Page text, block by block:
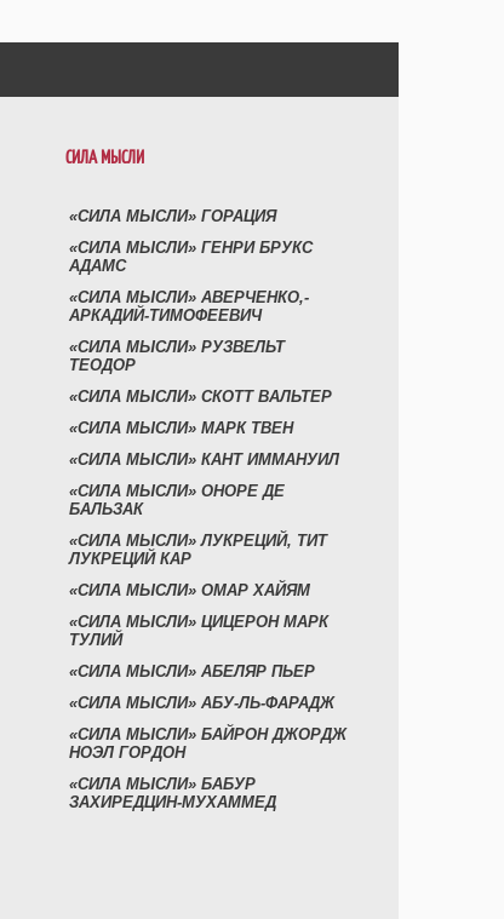
СИЛА МЫСЛИ
«СИЛА МЫСЛИ» ГОРАЦИЯ
«СИЛА МЫСЛИ» ГЕНРИ БРУКС
АДАМС
«СИЛА МЫСЛИ» АВЕРЧЕНКО,-
АРКАДИЙ-ТИМОФЕЕВИЧ
«СИЛА МЫСЛИ» РУЗВЕЛЬТ
ТЕОДОР
«СИЛА МЫСЛИ» СКОТТ ВАЛЬТЕР
«СИЛА МЫСЛИ» МАРК ТВЕН
«СИЛА МЫСЛИ» КАНТ ИММАНУИЛ
«СИЛА МЫСЛИ» ОНОРЕ ДЕ
БАЛЬЗАК
«СИЛА МЫСЛИ» ЛУКРЕЦИЙ, ТИТ
ЛУКРЕЦИЙ КАР
«СИЛА МЫСЛИ» ОМАР ХАЙЯМ
«СИЛА МЫСЛИ» ЦИЦЕРОН МАРК
ТУЛИЙ
«СИЛА МЫСЛИ» АБЕЛЯР ПЬЕР
«СИЛА МЫСЛИ» АБУ-ЛЬ-ФАРАДЖ
«СИЛА МЫСЛИ» БАЙРОН ДЖОРДЖ
НОЭЛ ГОРДОН
«СИЛА МЫСЛИ» БАБУР
ЗАХИРЕДЦИН-МУХАММЕД